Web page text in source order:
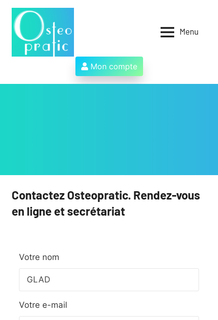
Aller
contenu
des
ostéopathes
et
Menu
Mon compte
Contactez Osteopratic. Rendez-vous
en ligne et secrétariat
Votre nom
Votre e-mail